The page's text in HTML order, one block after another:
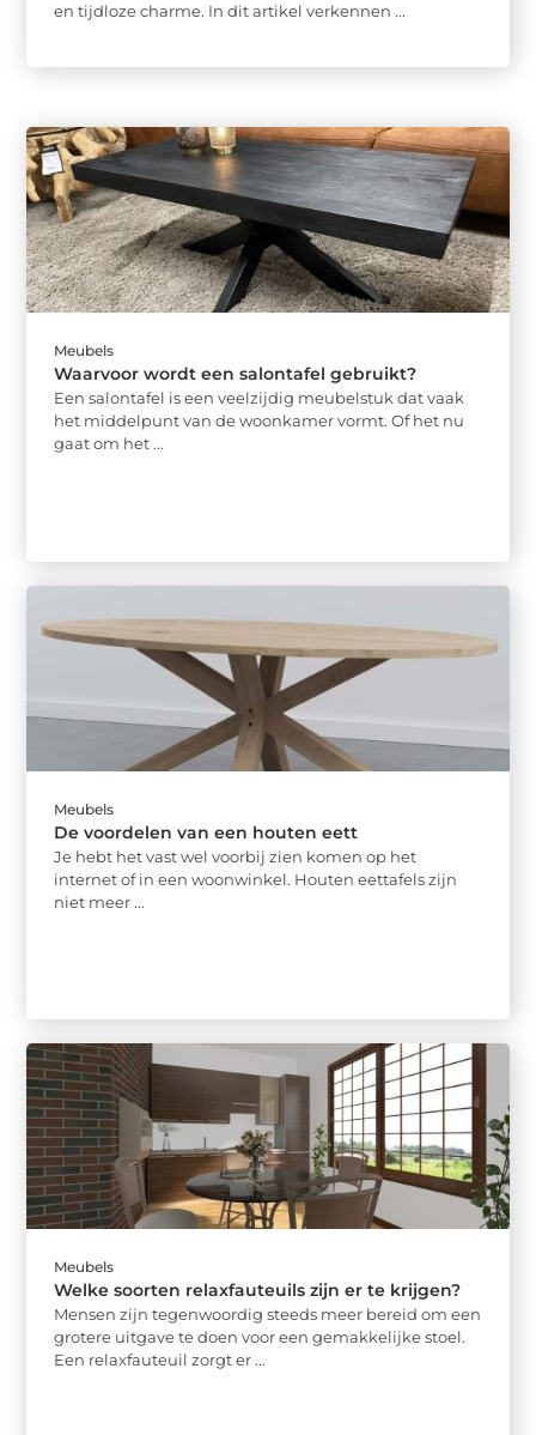
en tijdloze charme. In dit artikel verkennen ...
Meubels
Waarvoor wordt een salontafel gebruikt?
Een salontafel is een veelzijdig meubelstuk dat vaak
het middelpunt van de woonkamer vormt. Of het nu
gaat om het ...
Meubels
De voordelen van een houten eett
Je hebt het vast wel voorbij zien komen op het
internet of in een woonwinkel. Houten eettafels zijn
niet meer ...
Meubels
Welke soorten relaxfauteuils zijn er te krijgen?
Mensen zijn tegenwoordig steeds meer bereid om een
grotere uitgave te doen voor een gemakkelijke stoel.
Een relaxfauteuil zorgt er ...